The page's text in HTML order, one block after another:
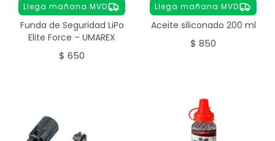
Llega mañana MVD
Funda de Seguridad LiPo
Elite Force – UMAREX
$ 650
Llega mañana MVD
Aceite siliconado 200 ml
$ 850